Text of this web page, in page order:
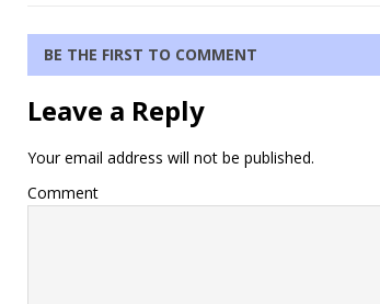
BE THE FIRST TO COMMENT
Leave a Reply
Your email address will not be published.
Comment